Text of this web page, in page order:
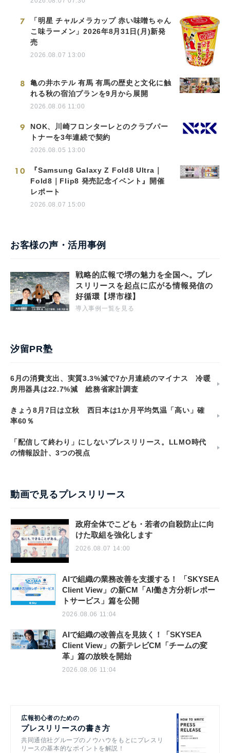
7
「明星 チャルメラカップ 赤い味噌ちゃん
こ味ラーメン」2026年8月31日(月)新発
売
2026.08.07 13:00
8
亀の井ホテル 有馬 有馬の歴史と文化に触
れる秋の宿泊プランを9月から展開
2026.08.06 11:00
9
NOK、川崎フロンターレとのクラブパー
トナーを3年連続で契約
2026.08.05 13:00
10
『Samsung Galaxy Z Fold8 Ultra｜
Fold8｜Flip8 発売記念イベント』開催
レポート
2026.08.07 15:00
お客様の声・活用事例
戦略的広報で堺の魅力を全国へ。プレ
スリリースを起点に広がる情報発信の
好循環【堺市様】
導入事例一覧を見る
汐留PR塾
6月の消費支出、実質3.3%減で7か月連続のマイナス 冷暖
房用器具は22.7%減 総務省家計調査
きょう8月7日は立秋 西日本は1か月平均気温「高い」確
率60％
「配信して終わり」にしないプレスリリース。LLMO時代
の情報設計、3つの視点
動画で見るプレスリリース
政府全体でこども・若者の自殺防止に向
けた取組を強化します
2026.08.07 14:00
AIで組織の業務改善を支援する！ 「SKYSEA
Client View」の新CM「AI働き方分析レポー
トサービス」篇を公開
2026.08.06 11:04
AIで組織の改善点を見抜く！「SKYSEA
Client View」の新テレビCM「チームの変
革」篇の放映を開始
2026.08.06 11:04
広報初心者のための
プレスリリースの書き方
共同通信社グループのノウハウをもとにプレスリ
リースの基本的なポイントを解説！